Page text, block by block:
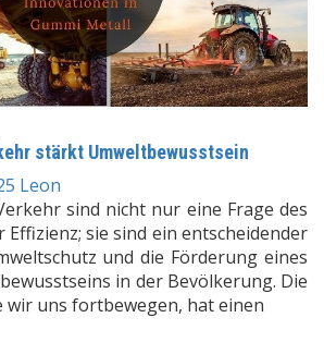
stärkt Umweltbewusstsein
Leon
sind nicht nur eine Frage des
sie sind ein entscheidender
und die Förderung eines
in der Bevölkerung. Die
wir uns fortbewegen, hat einen